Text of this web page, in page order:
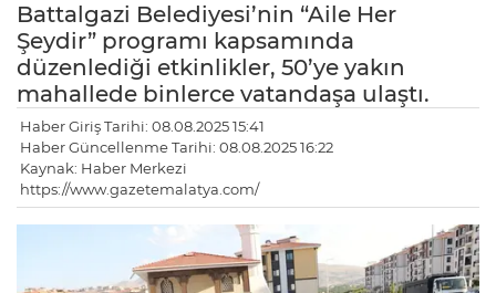
Battalgazi Belediyesi’nin “Aile Her
Şeydir” programı kapsamında
düzenlediği etkinlikler, 50’ye yakın
mahallede binlerce vatandaşa ulaştı.
Haber Giriş Tarihi: 08.08.2025 15:41
Haber Güncellenme Tarihi: 08.08.2025 16:22
Kaynak: Haber Merkezi
https://www.gazetemalatya.com/